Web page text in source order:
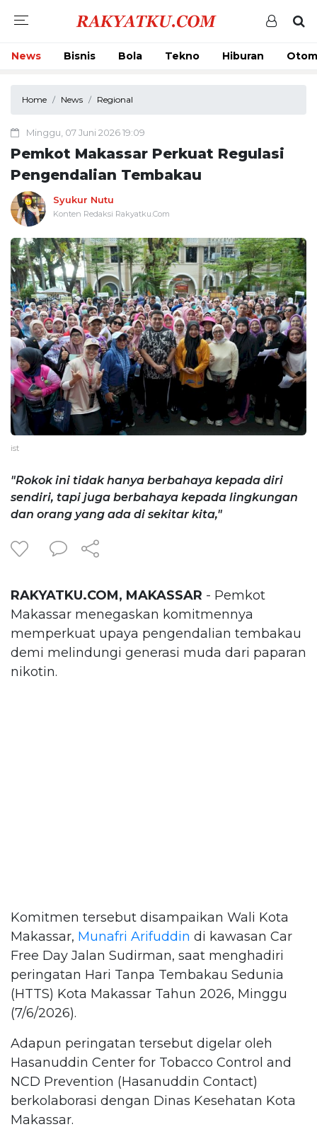
News Bisnis Bola Tekno Hiburan
Home News Regional
Minggu, 07 Juni 2026 19:09
Pemkot Makassar Perkuat Regulasi
Pengendalian Tembakau
Syukur Nutu
Konten Redaksi Rakyatku.Com
ist
"Rokok ini tidak hanya berbahaya kepada diri
sendiri, tapi juga berbahaya kepada lingkungan
dan orang yang ada di sekitar kita,"
RAKYATKU.COM, MAKASSAR - Pemkot
Makassar menegaskan komitmennya
memperkuat upaya pengendalian tembakau
demi melindungi generasi muda dari paparan
nikotin.
Komitmen tersebut disampaikan Wali Kota
Makassar, Munafri Arifuddin di kawasan Car
Free Day Jalan Sudirman, saat menghadiri
peringatan Hari Tanpa Tembakau Sedunia
(HTTS) Kota Makassar Tahun 2026, Minggu
(7/6/2026).
Adapun peringatan tersebut digelar oleh
Hasanuddin Center for Tobacco Control and
NCD Prevention (Hasanuddin Contact)
berkolaborasi dengan Dinas Kesehatan Kota
Makassar.